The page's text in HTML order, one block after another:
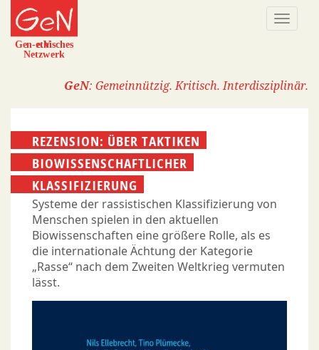
Direkt
zum
Inhalt
GeN: Gemeinnützig. Kritisch. Interdisziplinär.
REZENSION: ÜBER TAKTIKEN
BIOWISSENSCHAFTLICHER
KLASSIFIZIERUNG
Systeme der rassistischen Klassifizierung von
Menschen spielen in den aktuellen
Biowissenschaften eine größere Rolle, als es
die internationale Ächtung der Kategorie
„Rasse“ nach dem Zweiten Weltkrieg vermuten
lässt.